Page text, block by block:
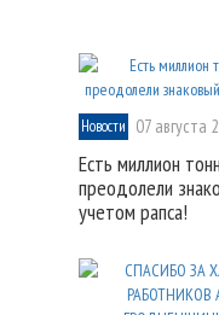
Новости 07 августа
Есть миллион
преодолели
учетом рапса!